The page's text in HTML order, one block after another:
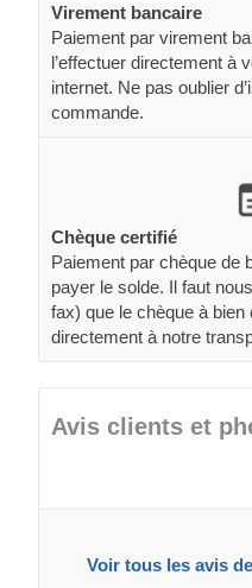
Virement bancaire
Paiement par virement
l’effectuer directement à
internet. Ne pas oublier
commande.
Chèque certifié
Paiement par chèque de
payer le solde. Il faut
fax) que le chèque à
directement à notre
Avis clients et
Voir tous les avis